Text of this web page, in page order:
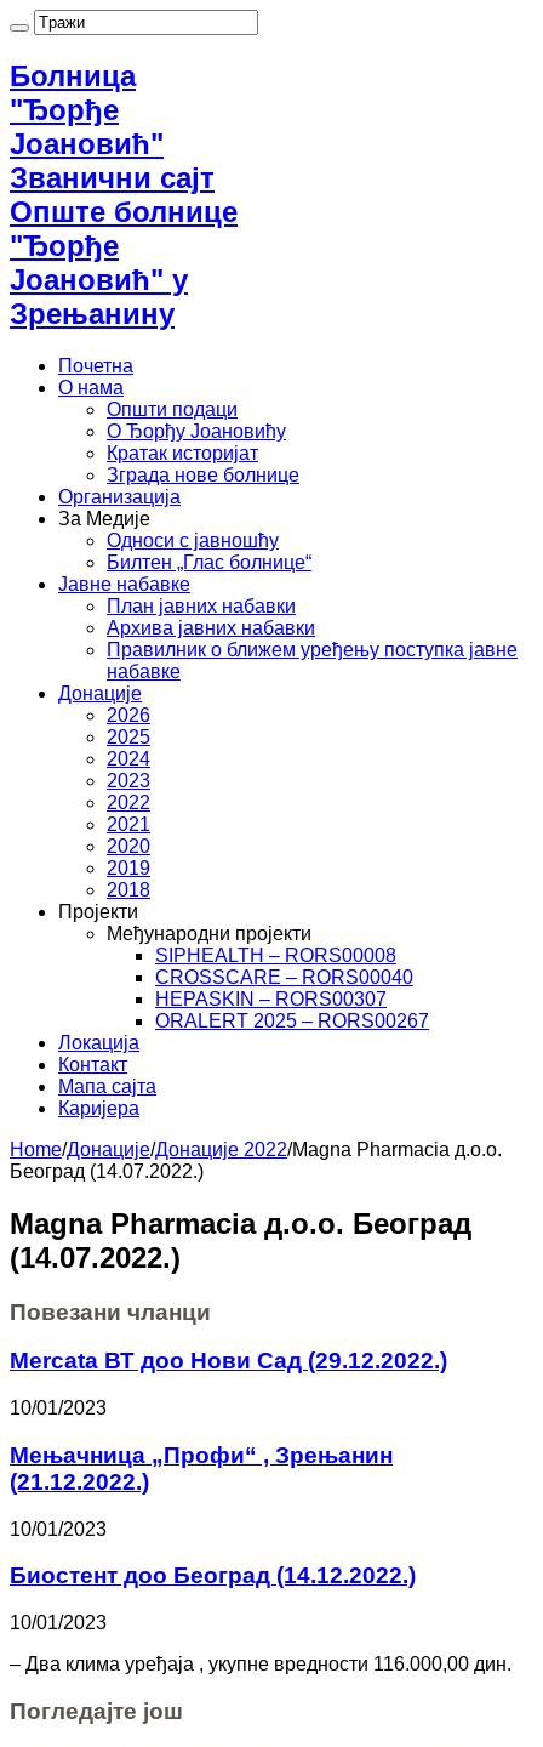
Болница
"Ђорђе
Јоановић"
Званични сајт
Опште болнице
"Ђорђе
Јоановић" у
Зрењанину
Почетна
О нама
Општи подаци
О Ђорђу Јоановићу
Кратак историјат
Зграда нове болнице
Организација
За Медије
Односи с јавношћу
Билтен „Глас болнице“
Јавне набавке
План јавних набавки
Архива јавних набавки
Правилник о ближем уређењу поступка јавне
набавке
Донације
2026
2025
2024
2023
2022
2021
2020
2019
2018
Пројекти
Међународни пројекти
SIPHEALTH – RORS00008
CROSSCARE – RORS00040
HEPASKIN – RORS00307
ORALERT 2025 – RORS00267
Локација
Контакт
Мапа сајта
Каријера
Home/Донације/Донације 2022/Magna Pharmacia д.о.о.
Београд (14.07.2022.)
Magna Pharmacia д.о.о. Београд
(14.07.2022.)
Повезани чланци
Mercata ВТ доо Нови Сад (29.12.2022.)
10/01/2023
Мењачница „Профи“ , Зрењанин
(21.12.2022.)
10/01/2023
Биостент доо Београд (14.12.2022.)
10/01/2023
– Два клима уређаја , укупне вредности 116.000,00 дин.
Погледајте још